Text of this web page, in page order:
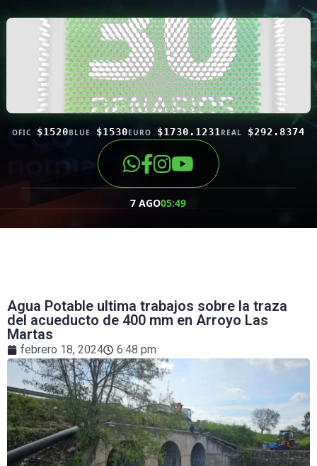
OFIC $1520BLUE $1530EURO $1730.1231 REAL $292.8374
7 AGO05:49
Agua Potable ultima trabajos sobre la traza
del acueducto de 400 mm en Arroyo Las
Martas
febrero 18, 2024 6:48 pm